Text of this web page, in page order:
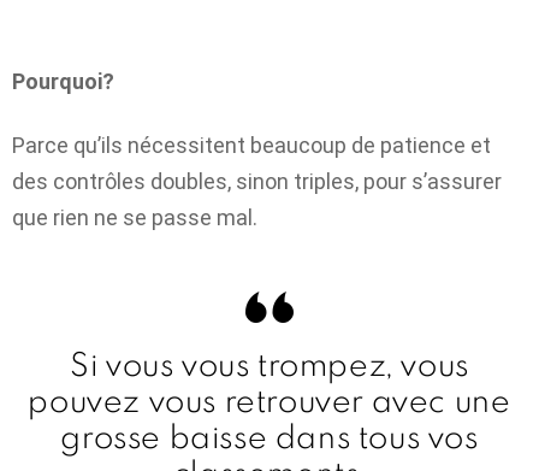
Pourquoi?
Parce qu’ils nécessitent beaucoup de patience et
des contrôles doubles, sinon triples, pour s’assurer
que rien ne se passe mal.
Si vous vous trompez, vous
pouvez vous retrouver avec une
grosse baisse dans tous vos